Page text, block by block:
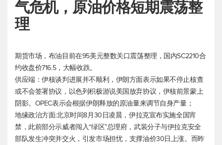
气危机，原油价格短期震荡整
理
期货市场，布油目前在95美元整数关口震荡整理，国内SC2210合
约收盘价716.5，大幅收跌。
供应端：伊核谈判进展并不顺利，伊朗方面表示如果不停止核查
或不会签署协议，以色列积极游说美国放弃协议，伊核前景蒙上
阴影。OPEC表示会根据伊朗释放的原油量来调节自身产量；
地缘政治方面:北京时间8月30日凌晨，伊拉克宣布实施全国宵
禁，此前部分示威者闯入“绿区”总理府，武装分子与伊拉克安全
部队发生冲突并交火，引发市场担忧，支撑油价30日上涨。而昨